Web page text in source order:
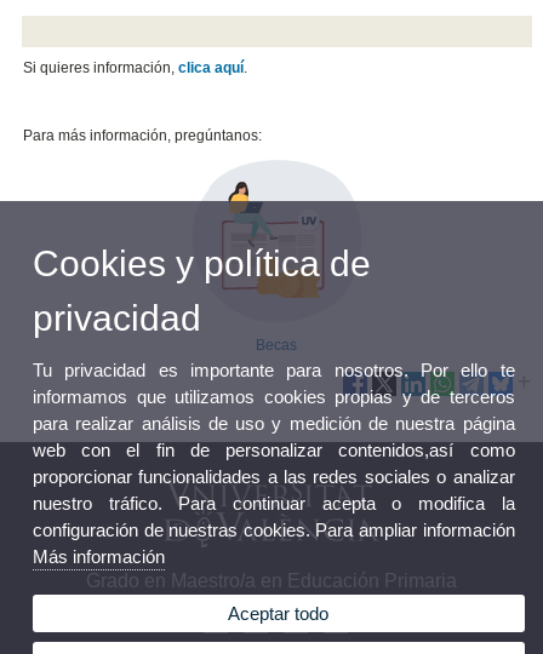
Si quieres información,clica aquí.
Para más información, pregúntanos:
Becas
Grado en Maestro/a en Educación Primaria
Cookies y política de
privacidad
Tu privacidad es importante para nosotros. Por ello te
informamos que utilizamos cookies propias y de terceros
para realizar análisis de uso y medición de nuestra página
web con el fin de personalizar contenidos,así como
proporcionar funcionalidades a las redes sociales o analizar
nuestro tráfico. Para continuar acepta o modifica la
configuración de nuestras cookies. Para ampliar información
Más información
Aceptar todo